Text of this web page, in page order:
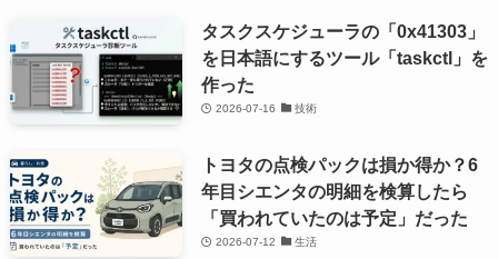
タスクスケジューラの「0x41303」
を日本語にするツール「taskctl」を
作った
2026-07-16 技術
トヨタの点検パックは損か得か？6
年目シエンタの明細を検算したら
「買われていたのは予定」だった
2026-07-12 生活